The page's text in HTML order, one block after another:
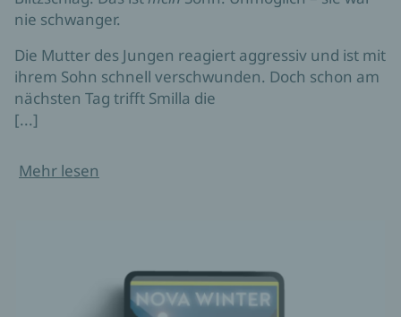
nie schwanger.
Die Mutter des Jungen reagiert aggressiv und ist mit
ihrem Sohn schnell verschwunden. Doch schon am
nächsten Tag trifft Smilla die
[...]
Mehr lesen